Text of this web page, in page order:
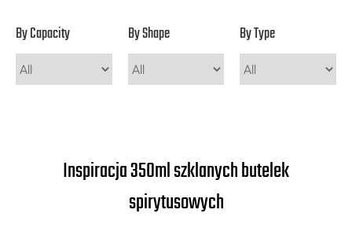
By Capacity By Shape By Type
Inspiracja 350ml szklanych butelek
spirytusowych